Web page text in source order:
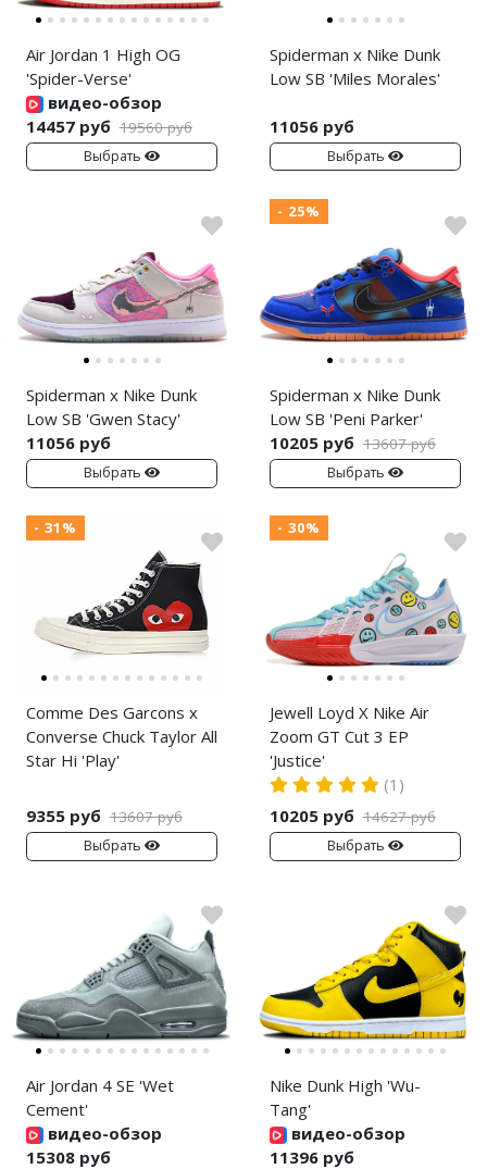
Air Jordan 1 High OG
'Spider-Verse'
видео-обзор
14457 руб 19560 руб
Выбрать
Spiderman x Nike Dunk
Low SB 'Miles Morales'
11056 руб
Выбрать
Spiderman x Nike Dunk
Low SB 'Gwen Stacy'
11056 руб
Выбрать
- 25%
Spiderman x Nike Dunk
Low SB 'Peni Parker'
10205 руб 13607 руб
Выбрать
- 31%
Comme Des Garcons x
Converse Chuck Taylor All
Star Hi 'Play'
9355 руб 13607 руб
Выбрать
- 30%
Jewell Loyd X Nike Air
Zoom GT Cut 3 EP
'Justice'
(1)
10205 руб 14627 руб
Выбрать
Air Jordan 4 SE 'Wet
Cement'
видео-обзор
15308 руб
Nike Dunk High 'Wu-
Tang'
видео-обзор
11396 руб